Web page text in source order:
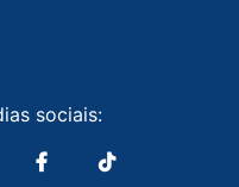
sociais: